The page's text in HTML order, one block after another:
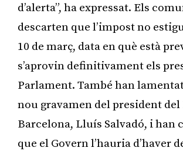
d’alerta”, ha expressat. Els
descarten que l’impost no
10 de març, data en què està
s’aprovin definitivament els
Parlament. També han
nou gravamen del president del
Barcelona, Lluís Salvadó, i han
que el Govern l’hauria d’haver